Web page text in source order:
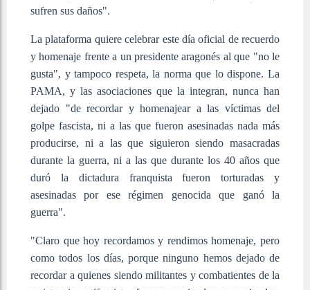
sufren sus daños".
La plataforma quiere celebrar este día oficial de recuerdo
y homenaje frente a un presidente aragonés al que "no le
gusta", y tampoco respeta, la norma que lo dispone. La
PAMA, y las asociaciones que la integran, nunca han
dejado "de recordar y homenajear a las víctimas del
golpe fascista, ni a las que fueron asesinadas nada más
producirse, ni a las que siguieron siendo masacradas
durante la guerra, ni a las que durante los 40 años que
duró la dictadura franquista fueron torturadas y
asesinadas por ese régimen genocida que ganó la
guerra".
"Claro que hoy recordamos y rendimos homenaje, pero
como todos los días, porque ninguno hemos dejado de
recordar a quienes siendo militantes y combatientes de la